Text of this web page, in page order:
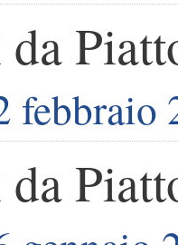
febbraio